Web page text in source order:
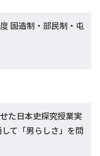
――国造制・部民制・屯
た日本史探究授業実
して「男らしさ」を問